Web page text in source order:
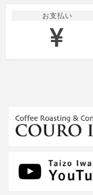
お支払い